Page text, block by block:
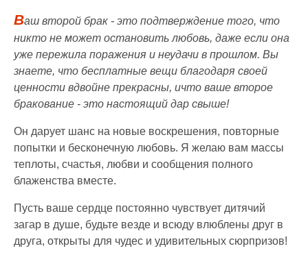
Ваш второй брак - это подтверждение того, что
никто не может остановить любовь, даже если она
уже пережила поражения и неудачи в прошлом. Вы
знаете, что бесплатные вещи благодаря своей
ценности вдвойне прекрасны, ичто ваше второе
бракование - это настоящий дар свыше!
Он дарует шанс на новые воскрешения, повторные
попытки и бесконечную любовь. Я желаю вам массы
теплоты, счастья, любви и сообщения полного
блаженства вместе.
Пусть ваше сердце постоянно чувствует дитячий
загар в душе, будьте везде и всюду влюблены друг в
друга, открыты для чудес и удивительных сюрпризов!